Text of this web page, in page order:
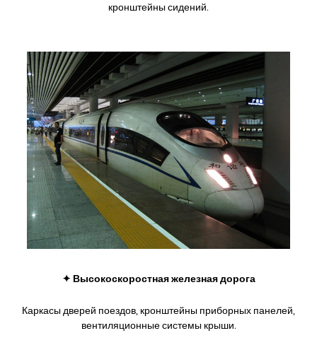
кронштейны сидений.
✦ Высокоскоростная железная дорога
Каркасы дверей поездов, кронштейны приборных панелей,
вентиляционные системы крыши.